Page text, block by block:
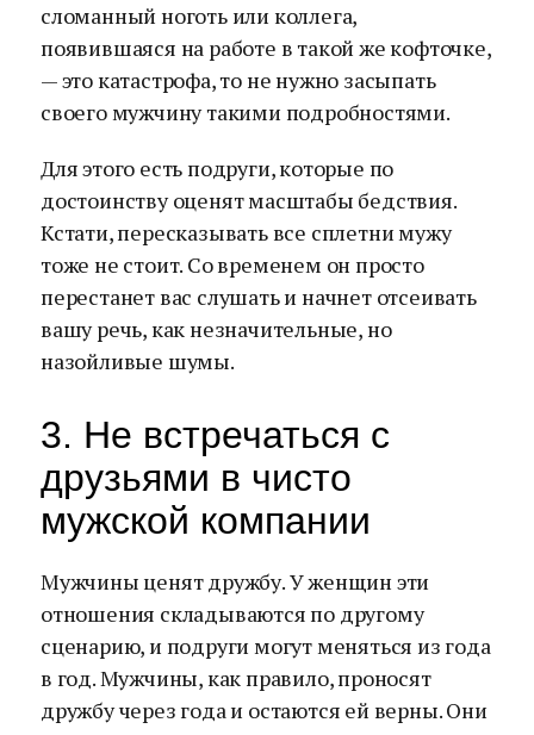
сломанный ноготь или коллега,
появившаяся на работе в такой же кофточке,
— это катастрофа, то не нужно засыпать
своего мужчину такими подробностями.
Для этого есть подруги, которые по
достоинству оценят масштабы бедствия.
Кстати, пересказывать все сплетни мужу
тоже не стоит. Со временем он просто
перестанет вас слушать и начнет отсеивать
вашу речь, как незначительные, но
назойливые шумы.
3. Не встречаться с
друзьями в чисто
мужской компании
Мужчины ценят дружбу. У женщин эти
отношения складываются по другому
сценарию, и подруги могут меняться из года
в год. Мужчины, как правило, проносят
дружбу через года и остаются ей верны. Они